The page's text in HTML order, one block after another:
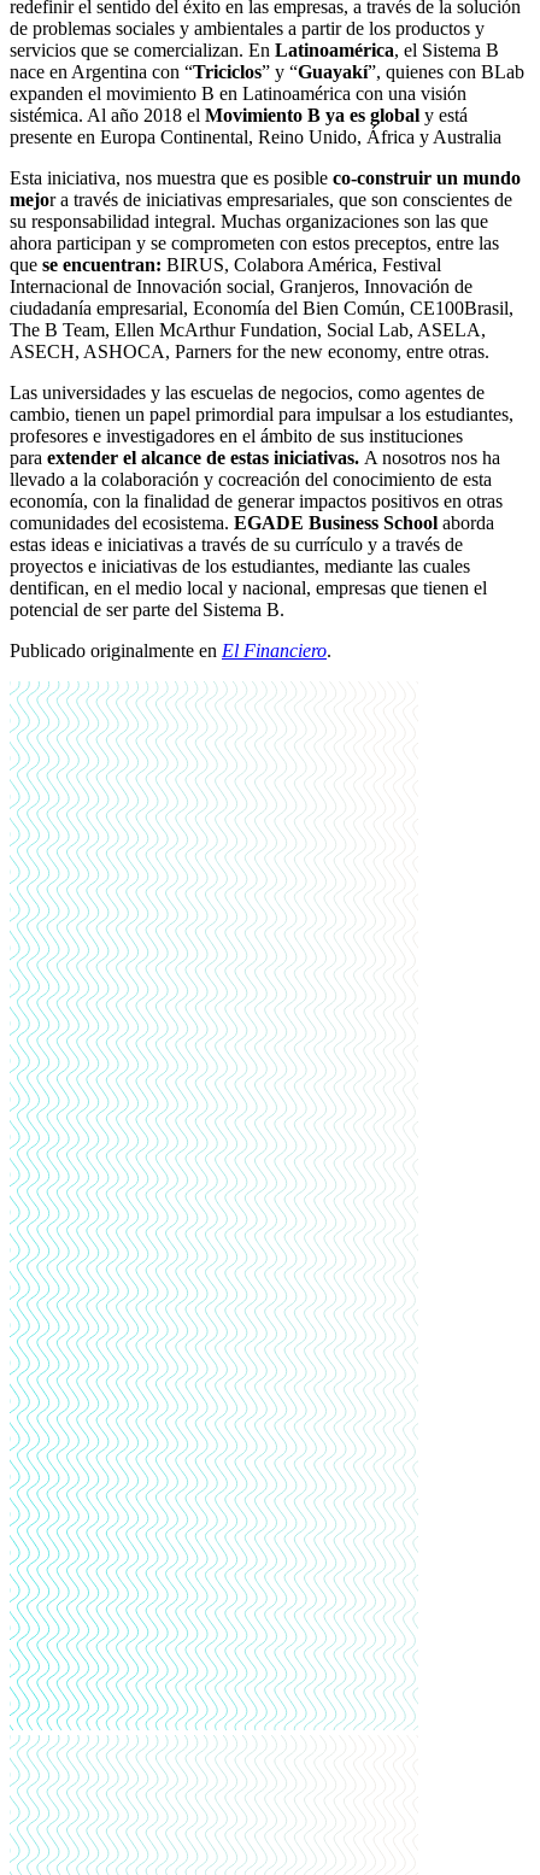
redefinir el sentido del éxito en las empresas, a través de la solución
de problemas sociales y ambientales a partir de los productos y
servicios que se comercializan. En Latinoamérica, el Sistema B
nace en Argentina con “Triciclos” y “Guayakí”, quienes con BLab
expanden el movimiento B en Latinoamérica con una visión
sistémica. Al año 2018 el Movimiento B ya es global y está
presente en Europa Continental, Reino Unido, África y Australia
Esta iniciativa, nos muestra que es posible co-construir un mundo
mejor a través de iniciativas empresariales, que son conscientes de
su responsabilidad integral. Muchas organizaciones son las que
ahora participan y se comprometen con estos preceptos, entre las
que se encuentran: BIRUS, Colabora América, Festival
Internacional de Innovación social, Granjeros, Innovación de
ciudadanía empresarial, Economía del Bien Común, CE100Brasil,
The B Team, Ellen McArthur Fundation, Social Lab, ASELA,
ASECH, ASHOCA, Parners for the new economy, entre otras.
Las universidades y las escuelas de negocios, como agentes de
cambio, tienen un papel primordial para impulsar a los estudiantes,
profesores e investigadores en el ámbito de sus instituciones
para extender el alcance de estas iniciativas. A nosotros nos ha
llevado a la colaboración y cocreación del conocimiento de esta
economía, con la finalidad de generar impactos positivos en otras
comunidades del ecosistema. EGADE Business School aborda
estas ideas e iniciativas a través de su currículo y a través de
proyectos e iniciativas de los estudiantes, mediante las cuales
dentifican, en el medio local y nacional, empresas que tienen el
potencial de ser parte del Sistema B.
Publicado originalmente en El Financiero.